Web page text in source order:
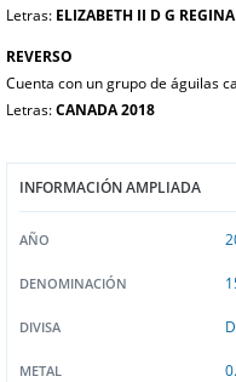
Letras: ELIZABETH II D G
REVERSO
Cuenta con un grupo de águilas
Letras:CANADA 2018
INFORMACIÓN AMPLIADA
AÑO
DENOMINACIÓN
DIVISA
METAL